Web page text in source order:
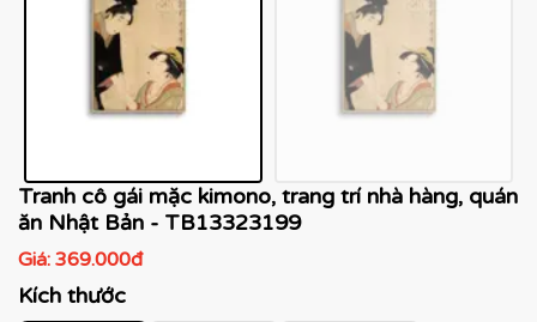
Tranh cô gái mặc kimono, trang trí nhà hàng, quán
ăn Nhật Bản - TB13323199
Giá: 369.000đ
Kích thước